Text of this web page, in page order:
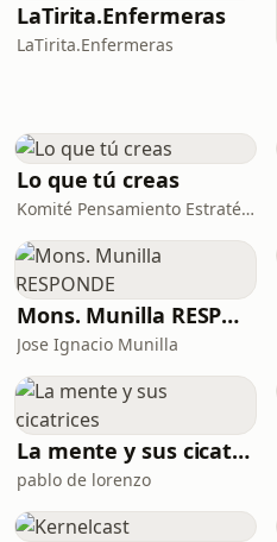
LaTirita.Enfermeras
LaTirita.Enfermeras
Lo que tú creas
Komité Pensamiento Estratégico
Mons. Munilla RESPONDE
Jose Ignacio Munilla
La mente y sus cicatrices
pablo de lorenzo